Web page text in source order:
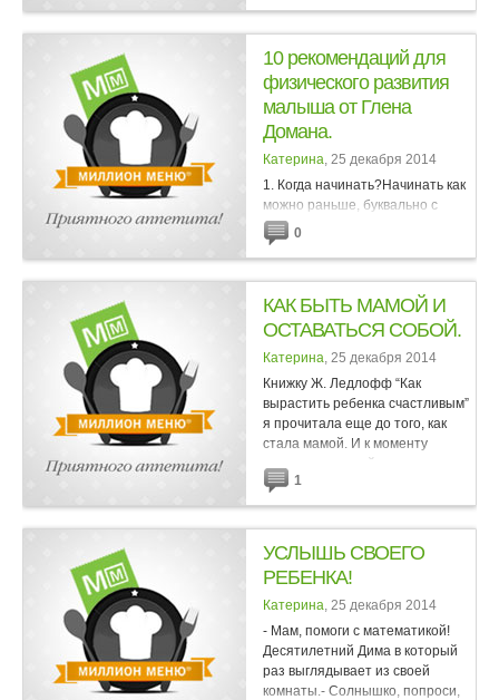
сахарный сироп и соедините с
10 рекомендаций для
физического развития
малыша от Глена
Домана.
Катерина, 25 декабря 2014
1. Когда начинать?Начинать как
можно раньше, буквально с
первых минут жизни. Но если вы
пропустили это время – ничего
страшного, можно подключаться
в любом возрасте до 6,5-7 лет.2.
Все свои...
0
КАК БЫТЬ МАМОЙ И
ОСТАВАТЬСЯ СОБОЙ.
Катерина, 25 декабря 2014
Книжку Ж. Ледлофф “Как
вырастить ребенка счастливым”
я прочитала еще до того, как
стала мамой. И к моменту
рождения первой дочки уже
точно знала: никаких сосок,
колясок и пластиковых...
1
УСЛЫШЬ СВОЕГО
РЕБЕНКА!
Катерина, 25 декабря 2014
- Мам, помоги с математикой!
Десятилетний Дима в который
раз выглядывает из своей
комнаты.- Солнышко, попроси,